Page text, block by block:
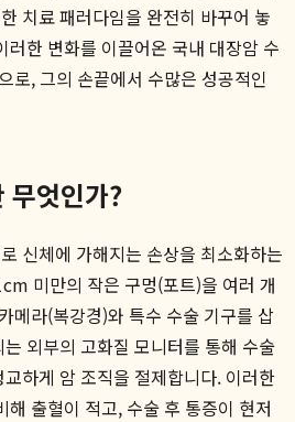
치료 패러다임을 완전히 바꾸어 놓
러한 변화를 이끌어온 국내 대장암 수
로, 그의 손끝에서 수많은 성공적인
무엇인가?
신체에 가해지는 손상을 최소화하는
미만의 작은 구멍(포트)을 여러 개
메라(복강경)와 특수 수술 기구를 삽
외부의 고화질 모니터를 통해 수술
하게 암 조직을 절제합니다. 이러한
해 출혈이 적고, 수술 후 통증이 현저